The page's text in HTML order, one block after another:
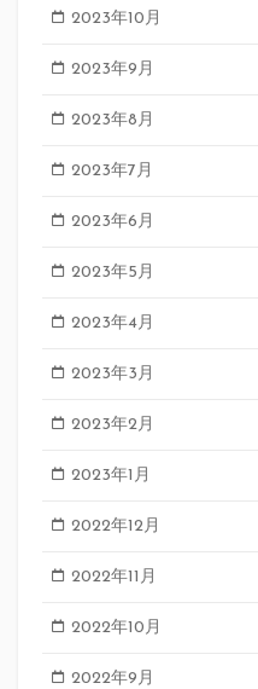
2023年10月
2023年9月
2023年8月
2023年7月
2023年6月
2023年5月
2023年4月
2023年3月
2023年2月
2023年1月
2022年12月
2022年11月
2022年10月
2022年9月